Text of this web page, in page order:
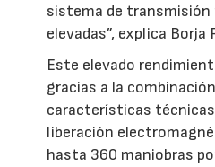
sistema de transmisión
elevadas”, explica Borja
Este elevado
gracias a la
características
liberación
hasta 360 maniobras